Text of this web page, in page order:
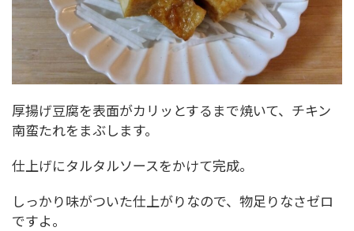
厚揚げ豆腐を表面がカリッとするまで焼いて、チキン
南蛮たれをまぶします。
仕上げにタルタルソースをかけて完成。
しっかり味がついた仕上がりなので、物足りなさゼロ
ですよ。